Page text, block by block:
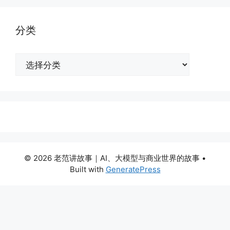
分类
© 2026 老范讲故事｜AI、大模型与商业世界的故事 •
Built with GeneratePress